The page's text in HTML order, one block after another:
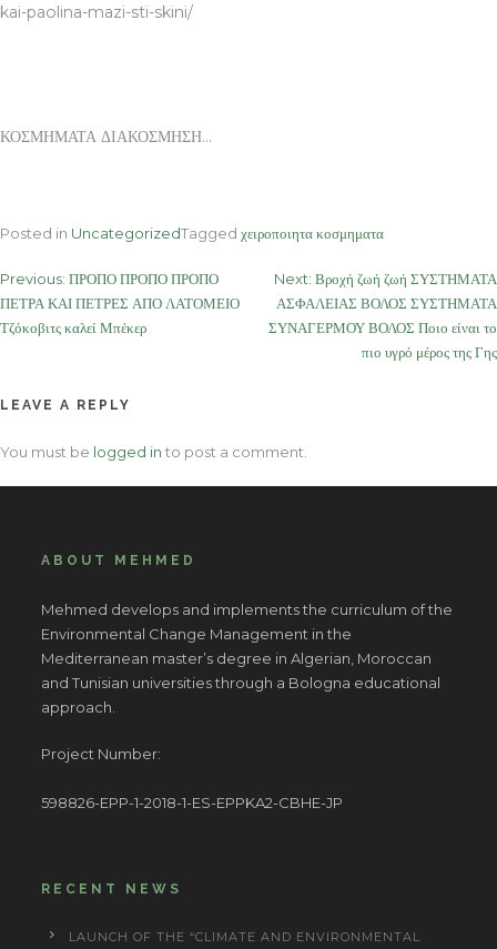
kai-paolina-mazi-sti-skini/
ΚΟΣΜΗΜΑΤΑ ΔΙΑΚΟΣΜΗΣΗ…
Posted in UncategorizedTagged χειροποιητα κοσμηματα
Post
navigation
Previous: ΠΡΟΠΟ ΠΡΟΠΟ ΠΡΟΠΟ
ΠΕΤΡΑ ΚΑΙ ΠΕΤΡΕΣ ΑΠΟ ΛΑΤΟΜΕΙΟ
Τζόκοβιτς καλεί Μπέκερ
Next: Βροχή ζωή ζωή ΣΥΣΤΗΜΑΤΑ
ΑΣΦΑΛΕΙΑΣ ΒΟΛΟΣ ΣΥΣΤΗΜΑΤΑ
ΣΥΝΑΓΕΡΜΟΥ ΒΟΛΟΣ Ποιο είναι το
πιο υγρό μέρος της Γης
LEAVE A REPLY
You must be logged in to post a comment.
ABOUT MEHMED
Mehmed develops and implements the curriculum of the
Environmental Change Management in the
Mediterranean master’s degree in Algerian, Moroccan
and Tunisian universities through a Bologna educational
approach.
Project Number:
598826-EPP-1-2018-1-ES-EPPKA2-CBHE-JP
RECENT NEWS
LAUNCH OF THE “CLIMATE AND ENVIRONMENTAL